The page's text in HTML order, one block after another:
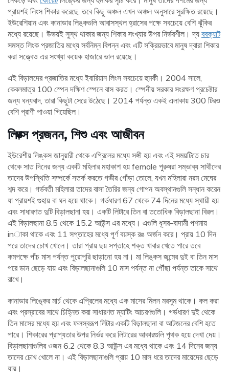
প্রায়শই লিংস শিকার করেছে, তবে কিছু অঞ্চল এখন অঞ্চল অনুসারে সুরক্ষিত রয়েছে।
ইউরেশিয়ান এবং কানাডার লিঙ্কগুলি আবাসস্থল হ্রাসের পক্ষে সবচেয়ে বেশি ঝুঁকির
মধ্যে রয়েছে। উভয়ই সুস্থ থাকার জন্য শিকার সংখ্যার উপর নির্ভরশীল। দ্য ববক্যাট
সমস্ত লিংক প্রজাতির মধ্যে সর্বনিম্ন বিপন্ন এবং এটি সক্রিয়ভাবে মানুষ দ্বারা শিকার
করা সত্ত্বেও এর সংখ্যা কয়েক হাজারে ভাল রয়েছে।
এই বিড়ালদের প্রজাতির মধ্যে ইবারিয়ান লিংস সবচেয়ে হুমকী। 2004 সালে,
কেবলমাত্র 100 স্পেন দক্ষিণ স্পেনে বাস করত। স্পেনীয় সরকার সংরক্ষণ প্রচেষ্টার
জন্য ধন্যবাদ, তারা কিছুটা সেরে উঠেছে। 2014 পর্যন্ত একই এলাকায় 300 টিরও
বেশি প্রাণী পাওয়া গিয়েছিল।
লিঙ্ক্স প্রজনন, শিশু এবং আজীবন
ইউরেশীয় লিঙ্কস জানুয়ারী থেকে এপ্রিলের মধ্যে সঙ্গী হয় এবং এই সময়টিতে চার
থেকে সাত দিনের জন্য একটি মহিলার মহাকাশ হয় female পুরুষরা সম্ভাব্য সাথীদের
তাদের উপস্থিতি সম্পর্কে সতর্ক করতে গভীর গোঁড়া তোলে, যখন মহিলারা নরম মেঘের
শব্দ করে। গর্ভবতী মহিলারা তাদের বাসা তৈরির জন্য গোপন অবস্থানগুলি সন্ধান করেন
যা প্রায়শই গুহায় বা ঘন হয়ে থাকে। গর্ভধারণ 67 থেকে 74 দিনের মধ্যে স্থায়ী হয়
এবং সাধারণত দুটি বিড়ালছানা হয়। একটি লিটারে তিন বা ততোধিক বিড়ালছানা বিরল।
এই বিড়ালছানা 8.5 থেকে 15.2 আউন্স এর মধ্যে। এগুলি ধূসর-বাদামী পশমায়
inাকা থাকে এবং 11 সপ্তাহের মধ্যে পূর্ণ বয়স্ক রঙ অর্জন করে। প্রায় 10 দিন
পরে তাদের চোখ খোলে। তারা প্রায় ছয় সপ্তাহে শক্ত খাবার খেতে পারে তবে
কমপক্ষে পাঁচ মাস পর্যন্ত পুরোপুরি ছাড়ানো হয় না। মা লিঙ্কস জন্মের দুই বা তিন মাস
পরে ডান ছেড়ে যায় এবং বিড়ালছানাগুলি 10 মাস পর্যন্ত না পৌঁছা পর্যন্ত তাকে সাথে
রাখে।
কানাডার লিঙ্কের মার্চ থেকে এপ্রিলের মধ্যে এক মাসের মিলন মরসুম থাকে। কল করা
এবং প্রস্রাবের সাথে চিহ্নিত করা সাধারণত ম্যাটিং আচরণগুলি। গর্ভধারণ দুই থেকে
তিন মাসের মধ্যে হয় এবং ফলস্বরূপ লিটার একটি বিড়ালছানা বা আটজনের বেশি হতে
পারে। শিকারের প্রাপ্যতার উপর নির্ভর করে লিটারের আকারগুলি পৃথক হয়ে দেখা দেয়।
বিড়ালছানাগুলির ওজন 6.2 থেকে 8.3 আউন্স এর মধ্যে থাকে এবং 14 দিনের জন্য
তাদের চোখ খোলে না। এই বিড়ালছানাগুলি প্রায় 10 মাস ধরে তাদের মায়েদের ছেড়ে
যায়।